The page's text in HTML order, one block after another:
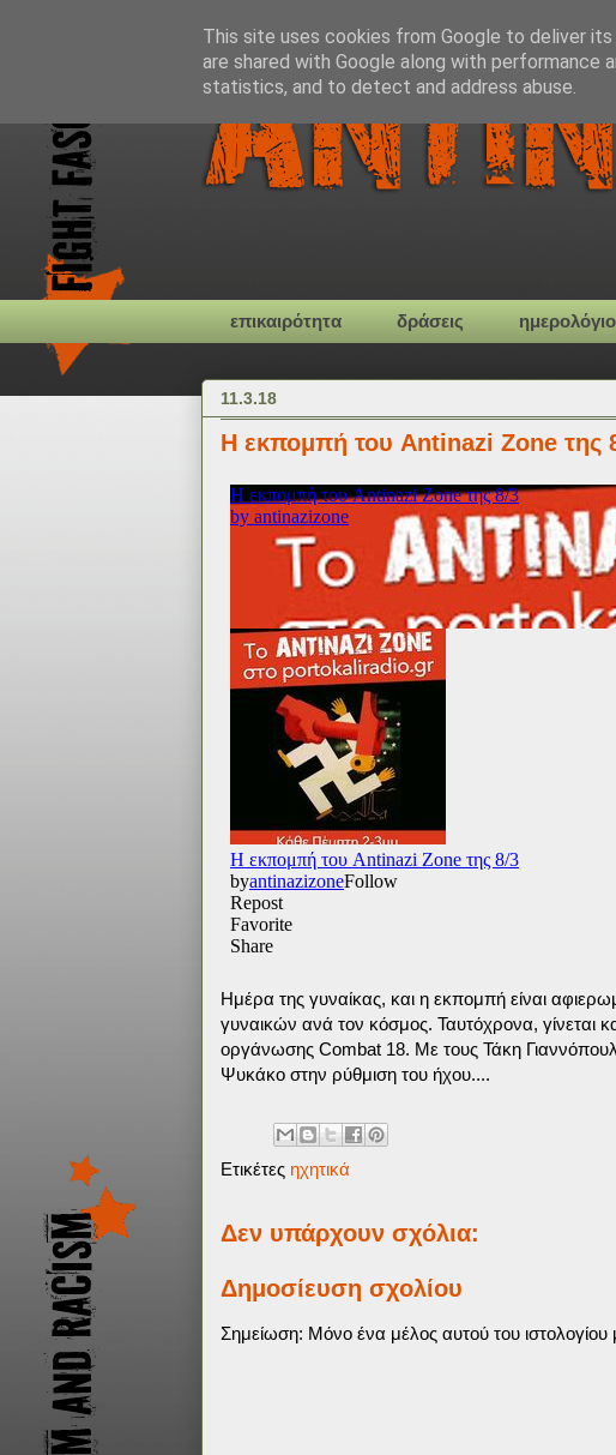
επικαιρότητα δράσεις
11.3.18
Η εκπομπή του Antinazi Zone της
Ημέρα της γυναίκας, και η εκπομπή είναι
γυναικών ανά τον κόσμος. Ταυτόχρονα, γίνεται
οργάνωσης Combat 18. Με τους Τάκη
Ψυκάκο στην ρύθμιση του ήχου....
Ετικέτες ηχητικά
Δεν υπάρχουν σχόλια:
Δημοσίευση σχολίου
Σημείωση: Μόνο ένα μέλος αυτού του ιστολογίου
This site uses cookies from Google to deliver
are shared with Google along with
statistics, and to detect and address abuse.